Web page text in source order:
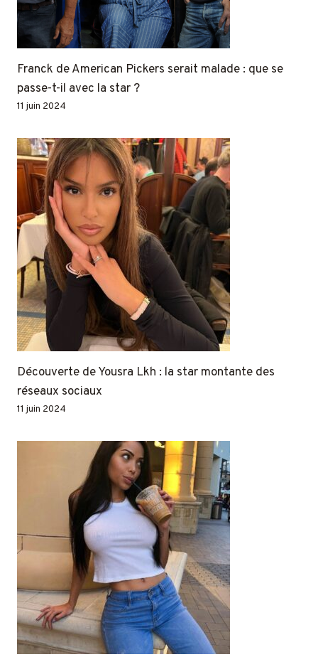
Franck de American Pickers serait malade : que se
passe-t-il avec la star ?
11 juin 2024
Découverte de Yousra Lkh : la star montante des
réseaux sociaux
11 juin 2024